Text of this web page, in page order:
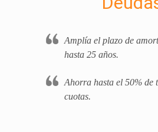
Amplía el plazo de
hasta 25 años.
Ahorra hasta el 50% de
cuotas.